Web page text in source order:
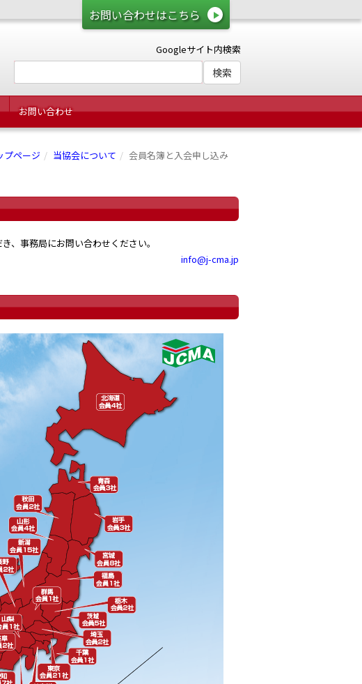
お問い合わせはこちら
Googleサイト内検索
お問い合わせ
プページ 当協会について 会員名簿と入会申し込み
、事務局にお問い合わせください。
info@j-cma.jp